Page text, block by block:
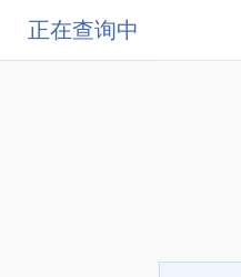
正在查询中